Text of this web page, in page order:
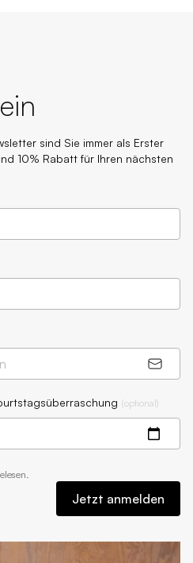
sind Sie immer als Erster
10% Rabatt für Ihren nächsten
(optional)
Jetzt anmelden